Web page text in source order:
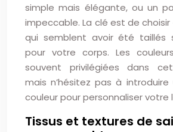
simple mais élégante, ou un
impeccable. La clé est de
qui semblent avoir été taillés
pour votre corps. Les
souvent privilégiées dans
mais n’hésitez pas à
couleur pour personnaliser votre
Tissus et textures de